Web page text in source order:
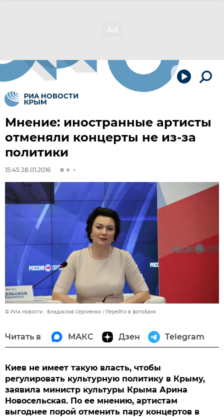
Мнение: иностранные артисты
отменяли концерты не из-за
политики
15:45 28.01.2016
© РИА Новости . Владислав Сергиенко Перейти в фотобанк
Читать в МАКС Дзен Telegram
Киев не имеет такую власть, чтобы
регулировать культурную политику в Крыму,
заявила министр культуры Крыма Арина
Новосельская. По ее мнению, артистам
выгоднее порой отменить пару концертов в